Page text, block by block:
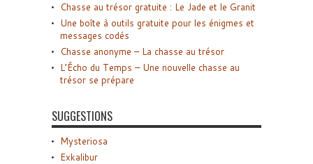
Chasse au trésor gratuite : Le Jade et le Granit
Une boîte à outils gratuite pour les énigmes et
messages codés
Chasse anonyme – La chasse au trésor
L’Écho du Temps – Une nouvelle chasse au
trésor se prépare
SUGGESTIONS
Mysteriosa
Exkalibur